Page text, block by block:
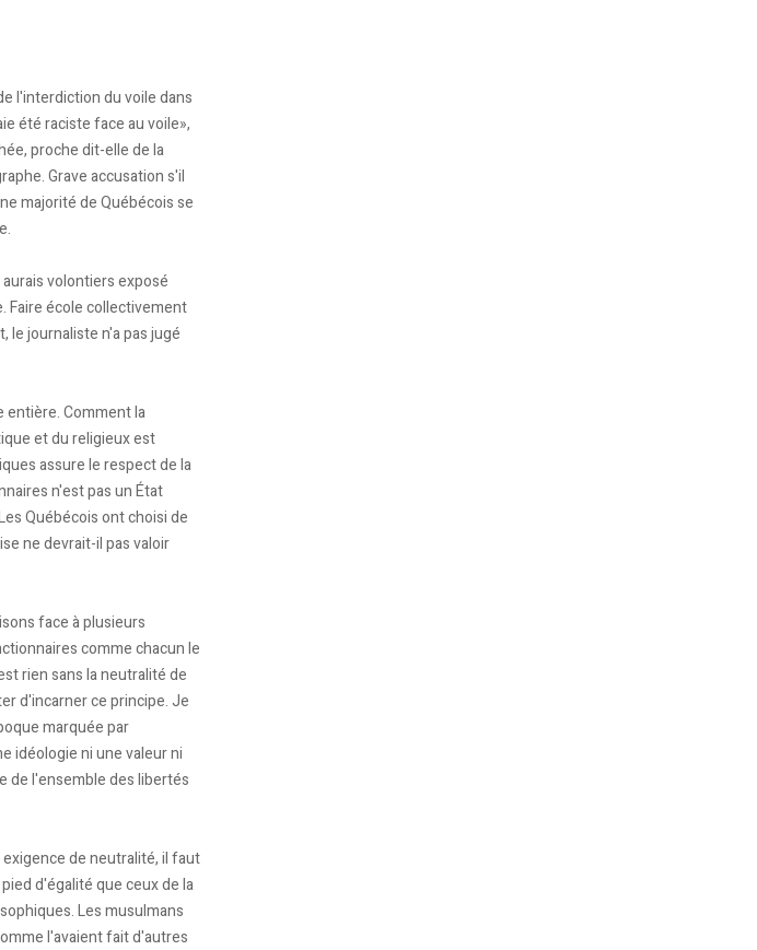
l'interdiction du voile dans
été raciste face au voile»,
proche dit-elle de la
Grave accusation s'il
majorité de Québécois se
volontiers exposé
Faire école collectivement
le journaliste n'a pas jugé
Comment la
et du religieux est
assure le respect de la
n'est pas un État
Québécois ont choisi de
ne devrait-il pas valoir
face à plusieurs
comme chacun le
rien sans la neutralité de
d'incarner ce principe. Je
marquée par
idéologie ni une valeur ni
de l'ensemble des libertés
de neutralité, il faut
d'égalité que ceux de la
Les musulmans
l'avaient fait d'autres